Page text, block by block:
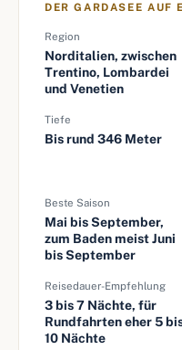
DER GARDASEE AUF
Region
Norditalien, zwischen
Trentino, Lombardei
und Venetien
Tiefe
Bis rund 346 Meter
Beste Saison
Mai bis September,
zum Baden meist Juni
bis September
Reisedauer-Empfehlung
3 bis 7 Nächte, für
Rundfahrten eher 5
10 Nächte